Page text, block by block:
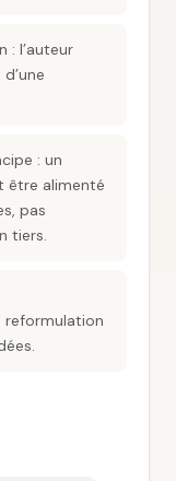
: l’auteur
: un
être alimenté
pas
tiers.